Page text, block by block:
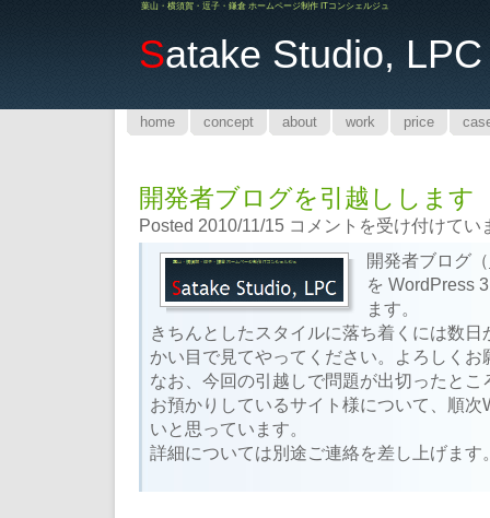
葉山・横須賀・逗子・鎌倉 ホームページ制作 ITコンシェルジュ
Satake Studio, LPC
home concept about work price
開発者ブログを引越しします
Posted 2010/11/15 開
者
ブ
ロ
グ
を
引
越
し
ま
コメントを受け付けてい
開発者ブログ（
を WordPress
ます。
きちんとしたスタイルに落ち着くには数
かい目で見てやってください。よろしくお
なお、今回の引越しで問題が出切ったと
お預かりしているサイト様について、順
いと思っています。
詳細については別途ご連絡を差し上げます